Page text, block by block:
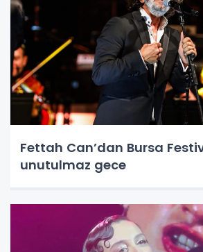
Fettah Can’dan Bursa
unutulmaz gece